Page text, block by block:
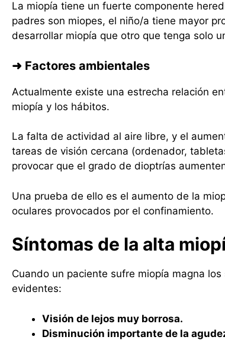
La miopía tiene un fuerte componente
padres son miopes, el niño/a tiene mayor
desarrollar miopía que otro que tenga solo
➜ Factores ambientales
Actualmente existe una estrecha relación
miopía y los hábitos.
La falta de actividad al aire libre, y el
tareas de visión cercana (ordenador,
provocar que el grado de dioptrías
Una prueba de ello es el aumento de la
oculares provocados por el confinamiento.
Síntomas de la alta
Cuando un paciente sufre miopía magna
evidentes:
Visión de lejos muy borrosa.
Disminución importante de la